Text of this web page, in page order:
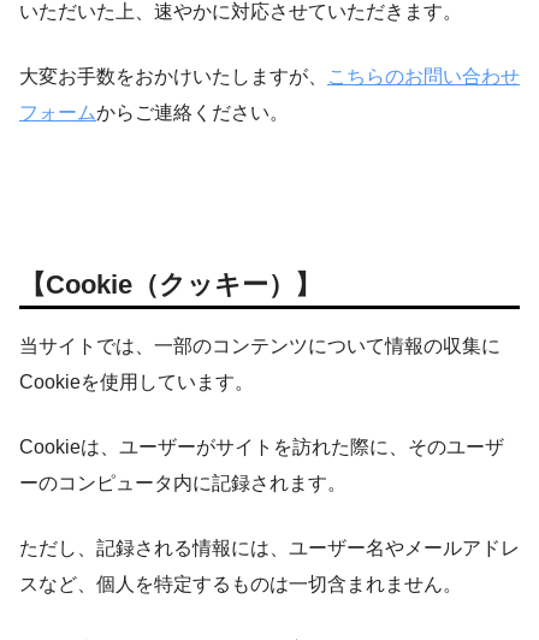
いただいた上、速やかに対応させていただきます。
大変お手数をおかけいたしますが、
こちらのお問い合わせ
フォームからご連絡ください。
【Cookie（クッキー）】
当サイトでは、一部のコンテンツについて情報の収集に
Cookieを使用しています。
Cookieは、ユーザーがサイトを訪れた際に、そのユーザ
ーのコンピュータ内に記録されます。
ただし、記録される情報には、ユーザー名やメールアドレ
スなど、個人を特定するものは一切含まれません。